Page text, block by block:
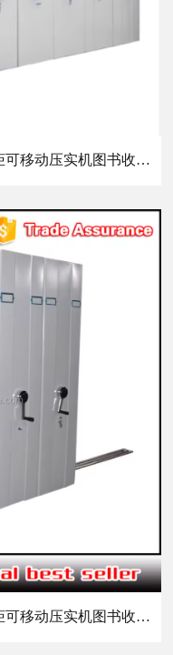
动压实机图书收纳器
动压实机图书收纳器